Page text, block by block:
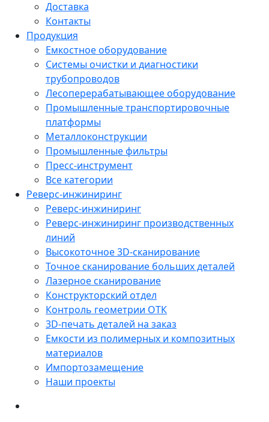
Доставка
Контакты
Продукция
Емкостное оборудование
Системы очистки и диагностики
трубопроводов
Лесоперерабатывающее оборудование
Промышленные транспортировочные
платформы
Металлоконструкции
Промышленные фильтры
Пресс-инструмент
Все категории
Реверс-инжиниринг
Реверс-инжиниринг
Реверс-инжиниринг производственных
линий
Высокоточное 3D-сканирование
Точное сканирование больших деталей
Лазерное сканирование
Конструкторский отдел
Контроль геометрии ОТК
3D-печать деталей на заказ
Емкости из полимерных и композитных
материалов
Импортозамещение
Наши проекты